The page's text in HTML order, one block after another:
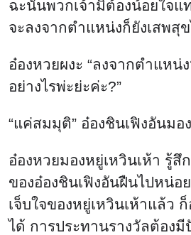
อ๋องหวยผงะ “ลงจากตำแหน่
อย่างไรพ่ะย่ะค่ะ?”
“แค่สมมุติ” อ๋องชินเฟิงอันมอ
อ๋องหวยมองหยู่เหวินเห้า รู้สึ
ของอ๋องชินเฟิงอันฝืนไปหน่อ
เจ็บใจของหยู่เหวินเห้าแล้ว
ได้ การประทานรางวัลต้อง